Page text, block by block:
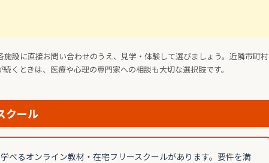
設に直接お問い合わせのうえ、見学・体験して選びましょう。近隣市町村
くときは、医療や心理の専門家への相談も大切な選択肢です。
クール
べるオンライン教材・在宅フリースクールがあります。要件を満